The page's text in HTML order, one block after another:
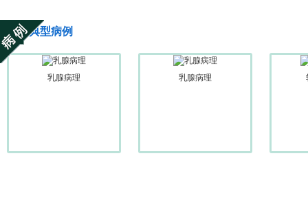
典型病例
乳腺病理 乳腺病理